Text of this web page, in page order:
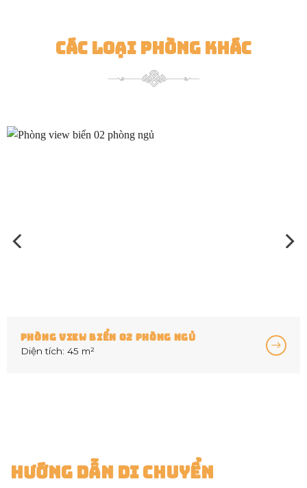
Các Loại Phòng Khác
PHÒNG VIEW BIỂN 02 PHÒNG NGỦ
Diện tích: 45 m²
Hướng Dẫn Di Chuyển